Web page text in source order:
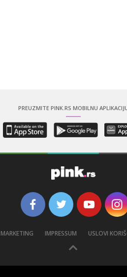
PREUZMITE PINK.RS MOBILNU
MARKETING IMPRESSUM USLOVI